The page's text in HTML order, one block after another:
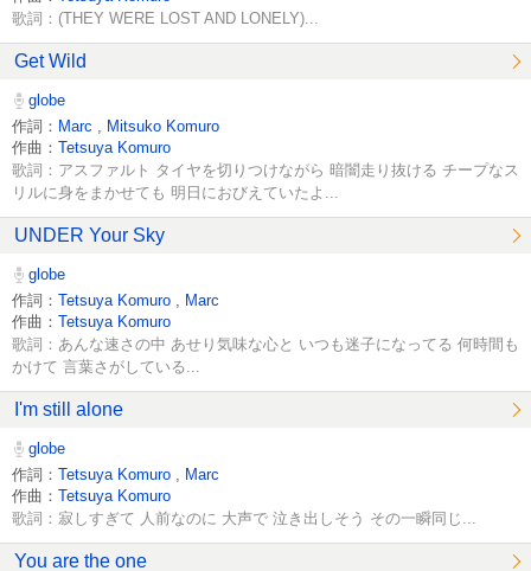
歌詞：(THEY WERE LOST AND LONELY)...
Get Wild
globe
作詞： Marc
Mitsuko Komuro
作曲： Tetsuya Komuro
歌詞：アスファルト タイヤを切りつけながら 暗闇走り抜ける チープなス
リルに身をまかせても 明日におびえていたよ...
UNDER Your Sky
globe
作詞： Tetsuya Komuro
Marc
作曲： Tetsuya Komuro
歌詞：あんな速さの中 あせり気味な心と いつも迷子になってる 何時間も
かけて 言葉さがしている...
I'm still alone
globe
作詞： Tetsuya Komuro
Marc
作曲： Tetsuya Komuro
歌詞：寂しすぎて 人前なのに 大声で 泣き出しそう その一瞬同じ...
You are the one